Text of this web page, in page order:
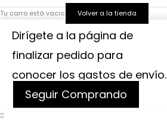
Tu carro está vacio Volver a la tienda
Dirígete a la página de
finalizar pedido para
conocer los gastos de envío.
Seguir Comprando